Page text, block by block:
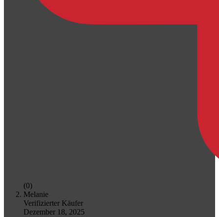
(0)
Melanie
Verifizierter Käufer
Dezember 18, 2025